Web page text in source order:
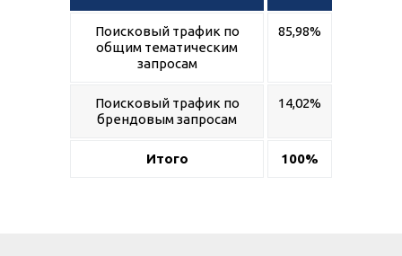
Поисковый трафик по
общим тематическим
запросам
85,98%
Поисковый трафик по
брендовым запросам
14,02%
Итого 100%